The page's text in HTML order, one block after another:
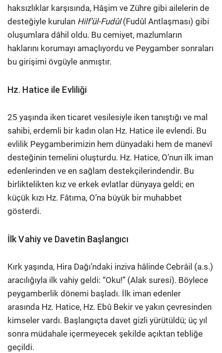
haksızlıklar karşısında, Hâşim ve Zühre gibi ailelerin de
desteğiyle kurulan Hilf’ül-Fudûl(Fudûl Antlaşması) gibi
oluşumlara dâhil oldu. Bu cemiyet, mazlumların
haklarını korumayı amaçlıyordu ve Peygamber sonraları
bu girişimi övgüyle anmıştır.
Hz. Hatice ile Evliliği
25 yaşında iken ticaret vesilesiyle iken tanıştığı ve mal
sahibi, erdemli bir kadın olan Hz. Hatice ile evlendi. Bu
evlilik Peygamberimizin hem dünyadaki hem de manevî
desteğinin temelini oluşturdu. Hz. Hatice, O’nun ilk iman
edenlerinden ve en sağlam destekçilerindendir. Bu
birliktelikten kız ve erkek evlatlar dünyaya geldi; en
küçük kızı Hz. Fâtıma, O’na büyük bir muhabbet
gösterdi.
İlk Vahiy ve Davetin Başlangıcı
Kırk yaşında, Hira Dağı’ndaki inziva hâlinde Cebrâil (a.s.)
aracılığıyla ilk vahiy geldi: “Oku!” (Alak suresi). Böylece
peygamberlik dönemi başladı. İlk iman edenler
arasında Hz. Hatice, Hz. Ebû Bekir ve yakın çevresinden
kimseler vardı. Başlangıçta davet gizli yürütüldü; üç yıl
sonra müdahale içermeyecek şekilde açıktan tebliğe
geçildi.